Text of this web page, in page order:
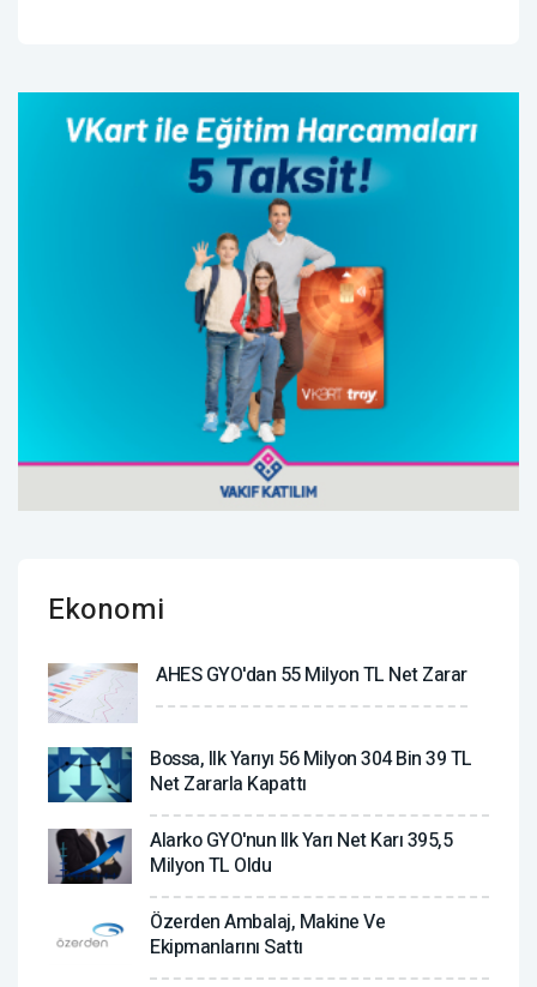
Ekonomi
AHES GYO'dan 55 Milyon TL Net Zarar
Bossa, Ilk Yarıyı 56 Milyon 304 Bin 39 TL
Net Zararla Kapattı
Alarko GYO'nun Ilk Yarı Net Karı 395,5
Milyon TL Oldu
Özerden Ambalaj, Makine Ve
Ekipmanlarını Sattı